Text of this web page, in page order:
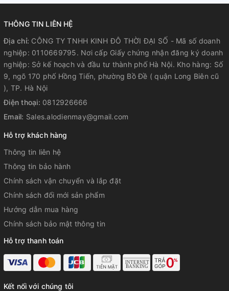
THÔNG TIN LIÊN HỆ
Địa chỉ: CÔNG TY TNHH KINH ĐÔ THỜI ĐẠI SỐ - Mã số doanh
nghiệp: 0110669795. Nơi cấp Giấy chứng nhận đăng ký doanh
nghiệp: Sở kế hoạch và đầu tư thành phố Hà Nội. Kho hàng: Số
9, ngõ 170 phố Hồng Tiến, phường Bồ Đề ( quận Long Biên cũ
), TP. Hà Nội
Điện thoại: 0812926666
Email: Sales.alodienmay@gmail.com
Hỗ trợ khách hàng
Thông tin liên hệ
Thông tin bảo hành
Chính sách vận chuyển và lắp đặt
Chính sách đổi mới sản phẩm
Hướng dẫn mua hàng
Chính sách bảo mật thông tin
Hỗ trợ thanh toán
Kết nối với chúng tôi